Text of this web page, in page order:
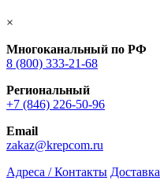
×
Многоканальный по РФ
8 (800) 333‑21-68
Региональный
+7 (846) 226-50-96
Email
zakaz@krepcom.ru
Адреса / Контакты Доставка